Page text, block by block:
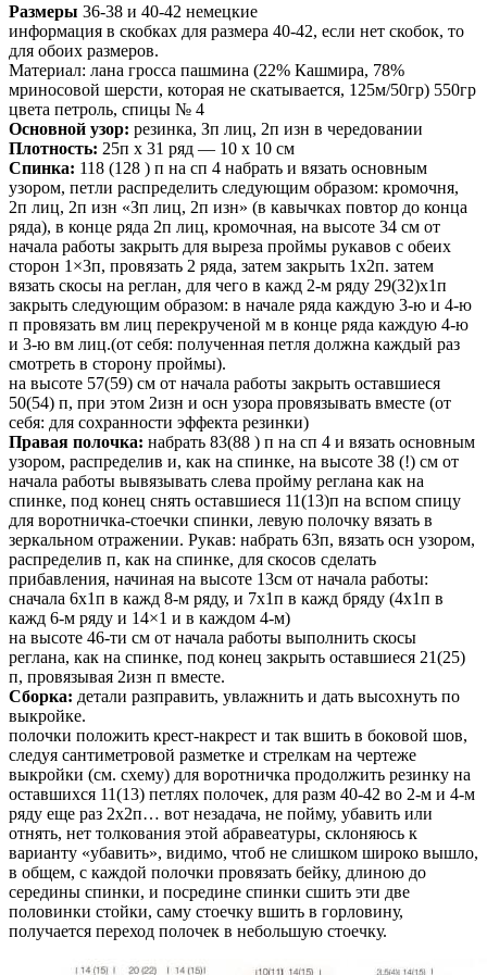
Размеры 36-38 и 40-42 немецкие
информация в скобках для размера 40-42, если нет скобок, то
для обоих размеров.
Материал: лана гросса пашмина (22% Кашмира, 78%
мриносовой шерсти, которая не скатывается, 125м/50гр) 550гр
цвета петроль, спицы № 4
Основной узор: резинка, Зп лиц, 2п изн в чередовании
Плотность: 25п х 31 ряд — 10 х 10 см
Спинка: 118 (128 ) п на сп 4 набрать и вязать основным
узором, петли распределить следующим образом: кромочня,
2п лиц, 2п изн «Зп лиц, 2п изн» (в кавычках повтор до конца
ряда), в конце ряда 2п лиц, кромочная, на высоте 34 см от
начала работы закрыть для выреза проймы рукавов с обеих
сторон 1×3п, провязать 2 ряда, затем закрыть 1х2п. затем
вязать скосы на реглан, для чего в кажд 2-м ряду 29(32)х1п
закрыть следующим образом: в начале ряда каждую 3-ю и 4-ю
п провязать вм лиц перекрученой м в конце ряда каждую 4-ю
и 3-ю вм лиц.(от себя: полученная петля должна каждый раз
смотреть в сторону проймы).
на высоте 57(59) см от начала работы закрыть оставшиеся
50(54) п, при этом 2изн и осн узора провязывать вместе (от
себя: для сохранности эффекта резинки)
Правая полочка: набрать 83(88 ) п на сп 4 и вязать основным
узором, распределив и, как на спинке, на высоте 38 (!) см от
начала работы вывязывать слева пройму реглана как на
спинке, под конец снять оставшиеся 11(13)п на вспом спицу
для воротничка-стоечки спинки, левую полочку вязать в
зеркальном отражении. Рукав: набрать 63п, вязать осн узором,
распределив п, как на спинке, для скосов сделать
прибавления, начиная на высоте 13см от начала работы:
сначала 6х1п в кажд 8-м ряду, и 7х1п в кажд бряду (4х1п в
кажд 6-м ряду и 14×1 и в каждом 4-м)
на высоте 46-ти см от начала работы выполнить скосы
реглана, как на спинке, под конец закрыть оставшиеся 21(25)
п, провязывая 2изн п вместе.
Сборка: детали разправить, увлажнить и дать высохнуть по
выкройке.
полочки положить крест-накрест и так вшить в боковой шов,
следуя сантиметровой разметке и стрелкам на чертеже
выкройки (см. схему) для воротничка продолжить резинку на
оставшихся 11(13) петлях полочек, для разм 40-42 во 2-м и 4-м
ряду еще раз 2х2п… вот незадача, не пойму, убавить или
отнять, нет толкования этой абравеатуры, склоняюсь к
варианту «убавить», видимо, чтоб не слишком широко вышло,
в общем, с каждой полочки провязать бейку, длиною до
середины спинки, и посредине спинки сшить эти две
половинки стойки, саму стоечку вшить в горловину,
получается переход полочек в небольшую стоечку.